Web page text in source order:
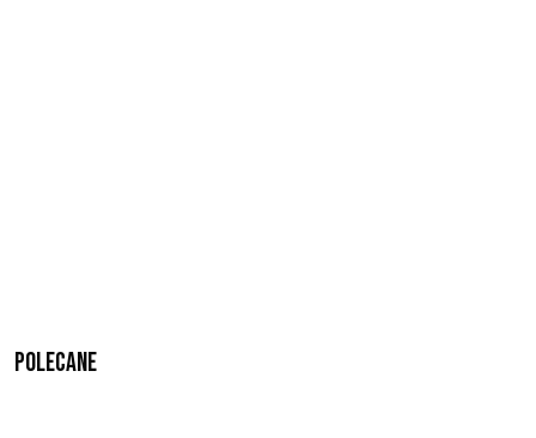
Polecane